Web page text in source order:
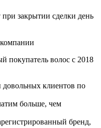
закрытии сделки день
покупатель волос c 2018
довольных клиентов по
больше, чем
бренд,